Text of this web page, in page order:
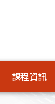
課程資訊